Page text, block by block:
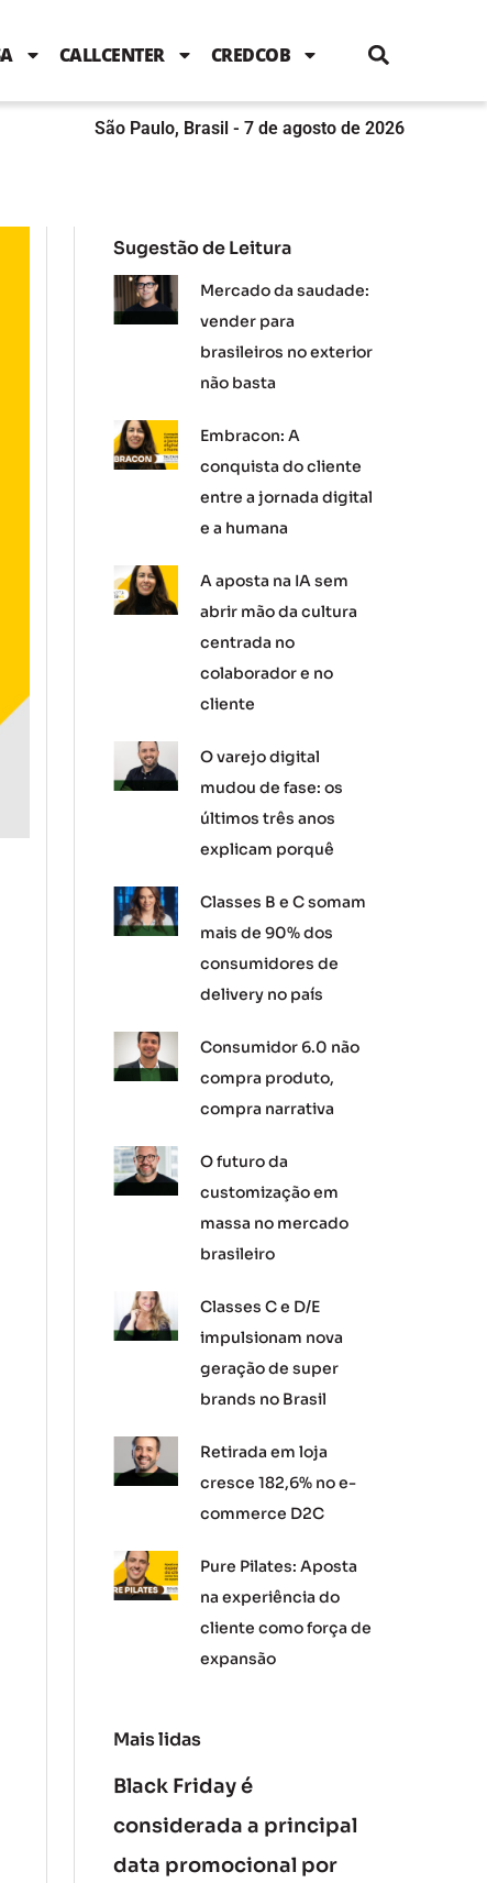
b
o
k
t
e
b
n
g
a
m
CALLCENTER CREDCOB
São Paulo, Brasil - 7 de agosto de 2026
Sugestão de Leitura
Mercado da saudade:
vender para
brasileiros no exterior
não basta
Embracon: A
conquista do cliente
entre a jornada digital
e a humana
A aposta na IA sem
abrir mão da cultura
centrada no
colaborador e no
cliente
O varejo digital
mudou de fase: os
últimos três anos
explicam porquê
Classes B e C somam
mais de 90% dos
consumidores de
delivery no país
Consumidor 6.0 não
compra produto,
compra narrativa
O futuro da
customização em
massa no mercado
brasileiro
Classes C e D/E
impulsionam nova
geração de super
brands no Brasil
Retirada em loja
cresce 182,6% no e-
commerce D2C
Pure Pilates: Aposta
na experiência do
cliente como força de
expansão
Mais lidas
Black Friday é
considerada a principal
data promocional por